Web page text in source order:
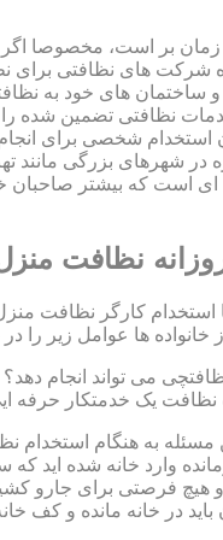
بر است، مخصوصا اگر
شرکت های نظافتی برای
و ساختمان های خود به
نظافتی تضمین شده
آن استخدام شخصی برای
شهرهای بزرگی مانند
است که بیشتر صاحبان
روزانه نظافت
آیا استخدام کارگر نظافت
خانواده ها عوامل زیر را
می تواند انجام دهد؟
نظافت یک خدمتکار حرفه
مسئله به هنگام
وارد خانه شده اید
فرصتی برای جارو
باید در خانه مانده و